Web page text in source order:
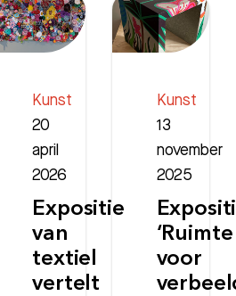
Kunst
20
april
2026
Expositie
van
textiel
vertelt
Kunst
13
november
2025
‘Ruimte
voor